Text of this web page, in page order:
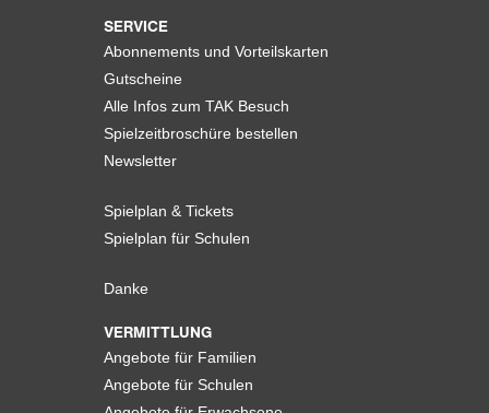
SERVICE
Abonnements und Vorteilskarten
Gutscheine
Alle Infos zum TAK Besuch
Spielzeitbroschüre bestellen
Newsletter
Spielplan & Tickets
Spielplan für Schulen
Danke
VERMITTLUNG
Angebote für Familien
Angebote für Schulen